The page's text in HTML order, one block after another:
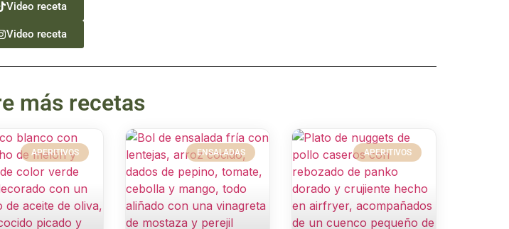
Video receta
Video receta
más recetas
APERITIVOS ENSALADAS APERITIVOS